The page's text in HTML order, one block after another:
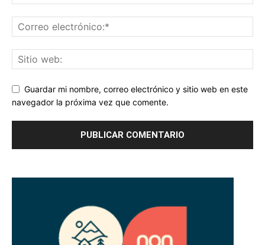
Guardar mi nombre, correo electrónico y sitio web en este
navegador la próxima vez que comente.